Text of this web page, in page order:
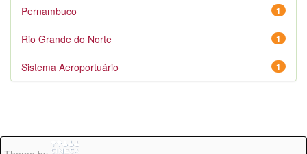
1
Pernambuco
1
Rio Grande do Norte
1
Sistema Aeroportuário